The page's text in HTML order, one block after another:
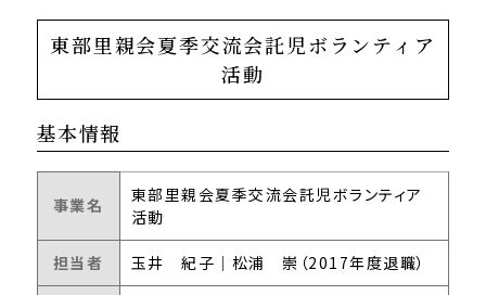
東部里親会夏季交流会託児ボランティア
活動
基本情報
事業名
東部里親会夏季交流会託児ボランティア
活動
担当者 玉井 紀子│松浦 崇（2017年度退職）